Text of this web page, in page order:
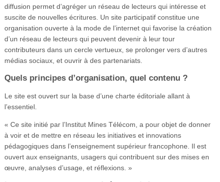
diffusion permet d’agréger un réseau de lecteurs qui intéresse et
suscite de nouvelles écritures. Un site participatif constitue une
organisation ouverte à la mode de l’internet qui favorise la création
d’un réseau de lecteurs qui peuvent devenir à leur tour
contributeurs dans un cercle vertueux, se prolonger vers d’autres
médias sociaux, et ouvrir à des partenariats.
Quels principes d’organisation, quel contenu ?
Le site est ouvert sur la base d’une charte éditoriale allant à
l’essentiel.
« Ce site initié par l’Institut Mines Télécom, a pour objet de donner
à voir et de mettre en réseau les initiatives et innovations
pédagogiques dans l’enseignement supérieur francophone. Il est
ouvert aux enseignants, usagers qui contribuent sur des mises en
œuvre, analyses d’usage, et réflexions. »